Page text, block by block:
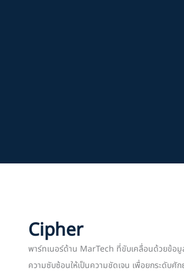
Cipher
พาร์ทเนอร์ด้าน MarTech ที่ขับเคลื่อนด้วยข้อมู
ความซับซ้อนให้เป็นความชัดเจน เพื่อยกระดับศั